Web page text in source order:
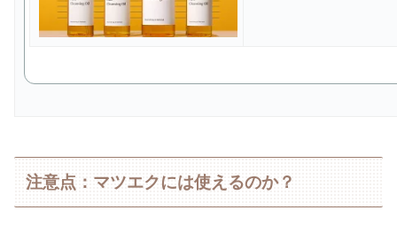
注意点：マツエクには使えるのか？